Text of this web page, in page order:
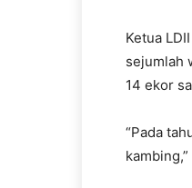
Ketua
sejumlah
14 ekor
“Pada